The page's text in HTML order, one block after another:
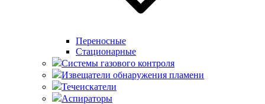
Переносные
Стационарные
Системы газового контроля
Извещатели обнаружения пламени
Течеискатели
Аспираторы